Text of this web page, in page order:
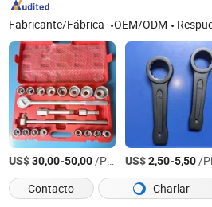
Fabricante/Fábrica OEM/ODM
US$30,00-50,00/Pieza US$2,50-5,50/
Contacto
Charlar